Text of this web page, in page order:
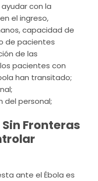
con la
el ingreso,
capacidad de
de pacientes
de las
pacientes con
han transitado;
del personal;
Fronteras
ante el Ébola es